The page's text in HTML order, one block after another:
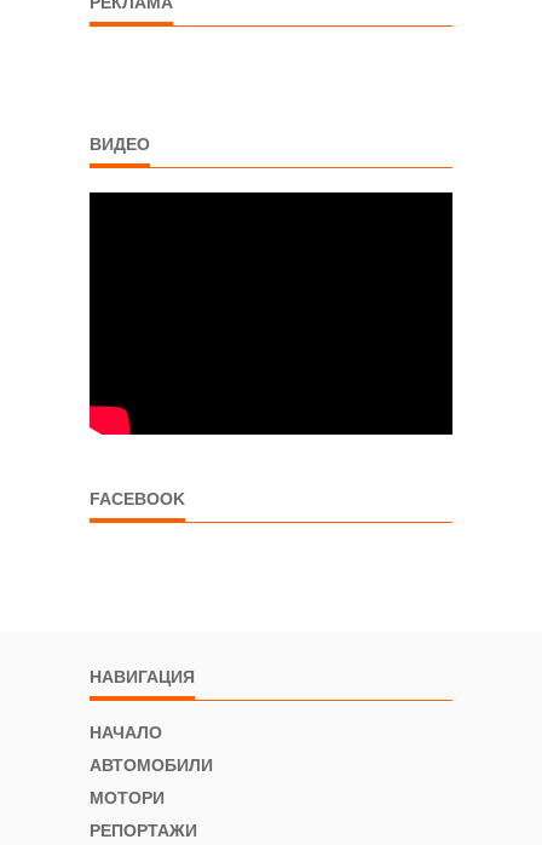
ВИДЕО
FACEBOOK
НАВИГАЦИЯ
НАЧАЛО
АВТОМОБИЛИ
МОТОРИ
РЕПОРТАЖИ